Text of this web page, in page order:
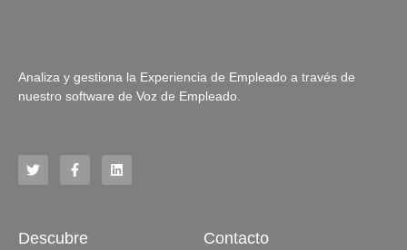
Analiza y gestiona la Experiencia de Empleado a través de
nuestro software de Voz de Empleado.
Descubre Contacto